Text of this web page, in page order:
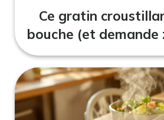
Ce gratin
bouche (et